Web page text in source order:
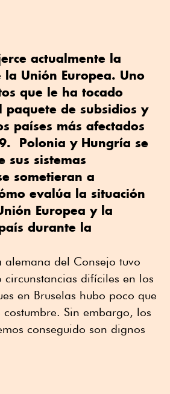
actualmente la
la Unión Europea. Uno
que le ha tocado
paquete de subsidios y
países más afectados
Polonia y Hungría se
sus sistemas
sometieran a
evalúa la situación
Europea y la
durante la
del Consejo tuvo
difíciles en los
en Bruselas hubo poco que
Sin embargo, los
conseguido son dignos